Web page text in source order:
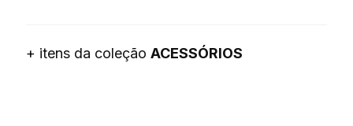
+ itens da coleção ACESSÓRIOS